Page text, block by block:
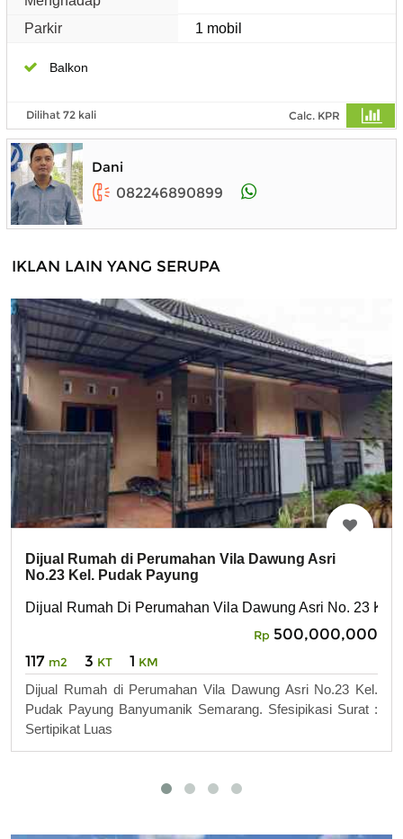
Parkir
1 mobil
Balkon
Dilihat 72 kali Calc. KPR
Dani
082246890899
IKLAN LAIN YANG SERUPA
Dijual Rumah di Perumahan Vila Dawung Asri
No.23 Kel. Pudak Payung
Dijual Rumah Di Perumahan Vila Dawung Asri No. 23
Rp 500,000,000
117 m2 3 KT 1 KM
Dijual Rumah di Perumahan Vila Dawung Asri No.23 Kel.
Pudak Payung Banyumanik Semarang. Sfesipikasi Surat :
Sertipikat Luas